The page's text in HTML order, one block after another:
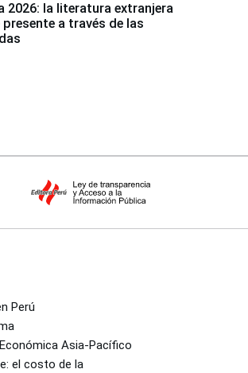
2026: la literatura extranjera
presente a través de las
Perú
Asia-Pacífico
el costo de la